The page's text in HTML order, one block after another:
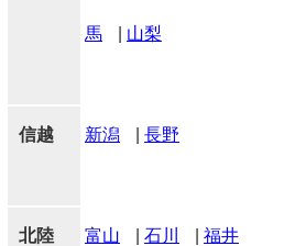
馬 山梨
信越 新潟 長野
北陸 富山 石川 福井